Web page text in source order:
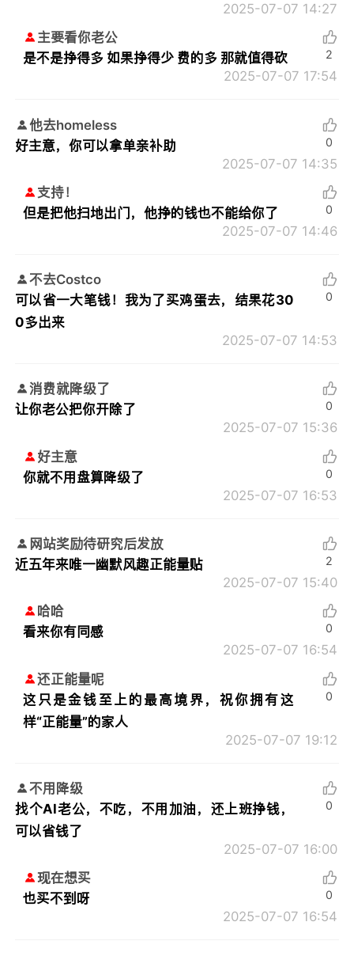
2025-07-07 14:27
主要看你老公
是不是挣得多 如果挣得少 费的多 那就值得砍
2025-07-07 17:54
2
他去homeless
好主意，你可以拿单亲补助
2025-07-07 14:35
0
支持！
但是把他扫地出门，他挣的钱也不能给你了
2025-07-07 14:46
0
不去Costco
可以省一大笔钱！我为了买鸡蛋去，结果花30
0多出来
2025-07-07 14:53
0
消费就降级了
让你老公把你开除了
2025-07-07 15:36
0
好主意
你就不用盘算降级了
2025-07-07 16:53
0
网站奖励待研究后发放
近五年来唯一幽默风趣正能量贴
2025-07-07 15:40
2
哈哈
看来你有同感
2025-07-07 16:54
0
还正能量呢
这只是金钱至上的最高境界，祝你拥有这
样“正能量”的家人
2025-07-07 19:12
0
不用降级
找个AI老公，不吃，不用加油，还上班挣钱，
可以省钱了
2025-07-07 16:00
0
现在想买
也买不到呀
2025-07-07 16:54
0